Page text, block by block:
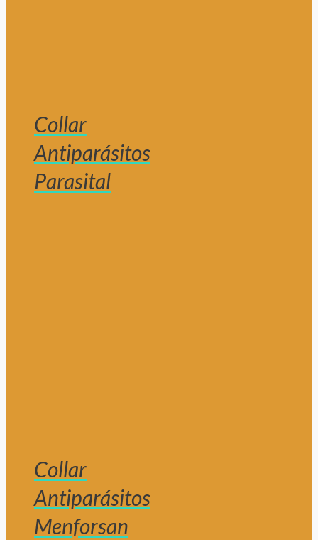
Collar
Antiparásitos
Parasital
Collar
Antiparásitos
Menforsan